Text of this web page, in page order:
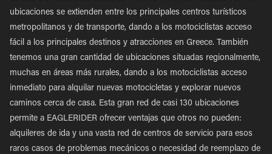
ubicaciones se extienden entre los principales centros turísticos
metropolitanos y de transporte, dando a los motociclistas acceso
fácil a los principales destinos y atracciones en Greece. También
tenemos una gran cantidad de ubicaciones situadas regionalmente,
muchas en áreas más rurales, dando a los motociclistas acceso
inmediato para alquilar nuevas motocicletas y explorar nuevos
caminos cerca de casa. Esta gran red de casi 130 ubicaciones
permite a EAGLERIDER ofrecer ventajas que otros no pueden:
alquileres de ida y una vasta red de centros de servicio para esos
raros casos de problemas mecánicos o necesidad de reemplazo de